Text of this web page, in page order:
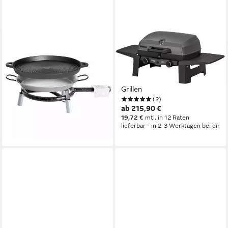
Line Set, Vollausstattung, inkl.
Gusseisenpfanne, Paella-
Pfanne und Backhaube
163,99 €
mtl. in 12 Raten
ENDERS®
Gasgrill Urban Pro II, 2
getrennt regelbare Brenner
für direktes und indirektes
Grillen
(2)
ab 215,90 €
19,72 € mtl. in 12 Raten
lieferbar - in 2-3 Werktagen bei dir